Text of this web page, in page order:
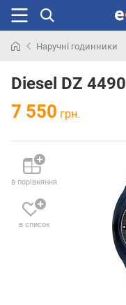
раніше
Наручні годинники
Diesel DZ 4490
7 550 грн.
в порівняння
в список